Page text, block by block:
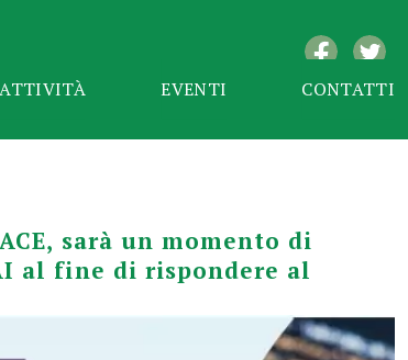
ATTIVITÀ EVENTI CONTATTI
sarà un momento di
al fine di rispondere al